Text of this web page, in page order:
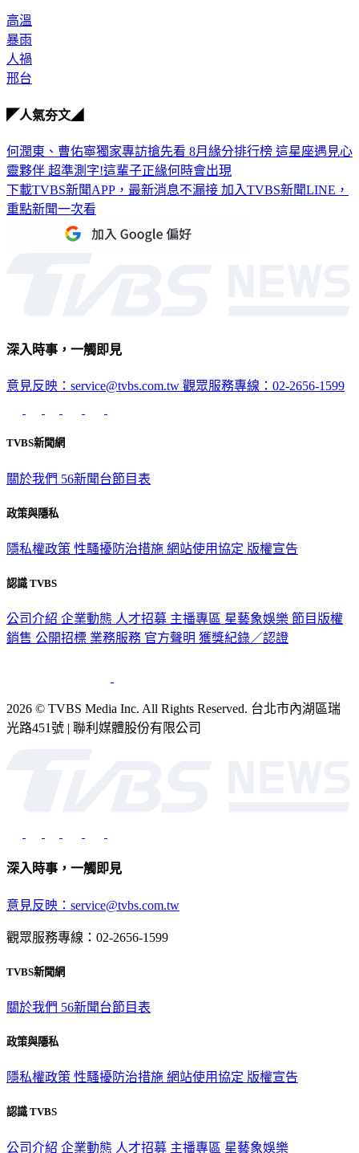
高溫
暴雨
人禍
邢台
◤人氣夯文◢
何潤東、曹佑寧獨家專訪搶先看 8月緣分排行榜 這星座遇見心
靈夥伴 超準測字!這輩子正緣何時會出現
下載TVBS新聞APP，最新消息不漏接 加入TVBS新聞LINE，
重點新聞一次看
深入時事，一觸即見
意見反映：service@tvbs.com.tw 觀眾服務專線：02-2656-1599
TVBS新聞網
關於我們 56新聞台節目表
政策與隱私
隱私權政策 性騷擾防治措施 網站使用協定 版權宣告
認識 TVBS
公司介紹 企業動態 人才招募 主播專區 星藝象娛樂 節目版權
銷售 公開招標 業務服務 官方聲明 獲獎紀錄／認證
2026 © TVBS Media Inc. All Rights Reserved. 台北市內湖區瑞
光路451號 | 聯利媒體股份有限公司
深入時事，一觸即見
意見反映：service@tvbs.com.tw
觀眾服務專線：02-2656-1599
TVBS新聞網
關於我們 56新聞台節目表
政策與隱私
隱私權政策 性騷擾防治措施 網站使用協定 版權宣告
認識 TVBS
公司介紹 企業動態 人才招募 主播專區 星藝象娛樂